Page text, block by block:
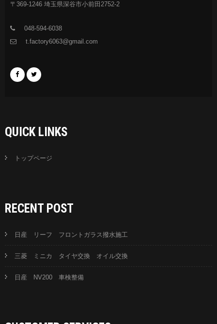
〒369-1246 埼玉県深谷市小前田2752-2
048-594-6038
t.factory6063@gmail.com
QUICK LINKS
トップページ
RECENT POST
日産 リーフ フロントガラス撥水施工
三菱 ミニカ タイヤ交換 オイル交換
日産 NV200 車検整備